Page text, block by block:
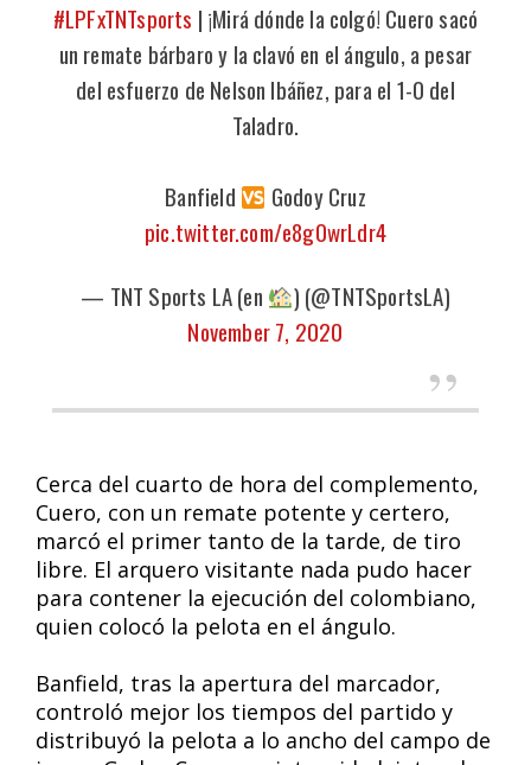
#LPFxTNTsports | ¡Mirá dónde la colgó! Cuero sacó
un remate bárbaro y la clavó en el ángulo, a pesar
del esfuerzo de Nelson Ibáñez, para el 1-0 del
Taladro.
Banfield
Godoy Cruz
pic.twitter.com/e8g0wrLdr4
— TNT Sports LA (en
) (@TNTSportsLA)
November 7, 2020
Cerca del cuarto de hora del complemento,
Cuero, con un remate potente y certero,
marcó el primer tanto de la tarde, de tiro
libre. El arquero visitante nada pudo hacer
para contener la ejecución del colombiano,
quien colocó la pelota en el ángulo.
Banfield, tras la apertura del marcador,
controló mejor los tiempos del partido y
distribuyó la pelota a lo ancho del campo de